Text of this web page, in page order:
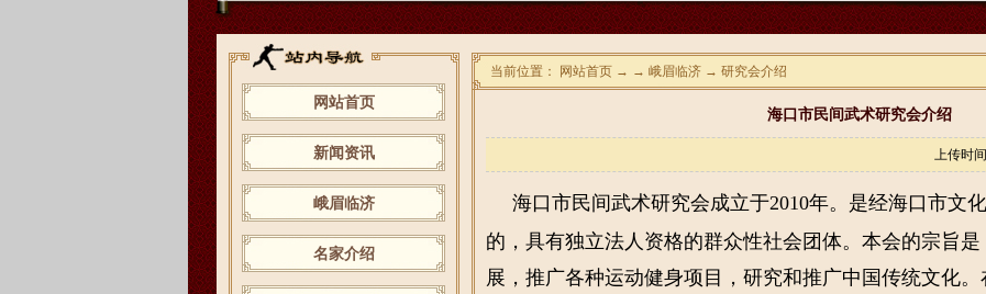
网站首页
新闻资讯
峨眉临济
名家介绍
当前位置： 网站首页 → → 峨眉临济 → 研究会介绍
海口市民间武术研究会介绍
上传时
海口市民间武术研究会成立于2010年。是经海口市文
的，具有独立法人资格的群众性社会团体。本会的宗旨
展，推广各种运动健身项目，研究和推广中国传统文化